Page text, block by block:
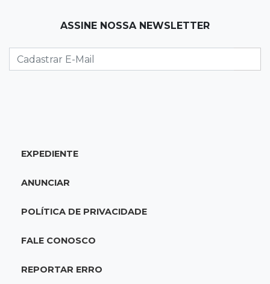
Agosto no Bosque reúne esporte, cultura e
Indústria da construção impulsiona MS e abre
regulação do SUS em MS
07:15Dourados
ASSINE NOSSA NEWSLETTER
EXPEDIENTE
ANUNCIAR
POLÍTICA DE PRIVACIDADE
FALE CONOSCO
REPORTAR ERRO